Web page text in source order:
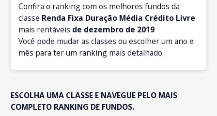
Confira o ranking com os melhores fundos da
classe Renda Fixa Duração Média Crédito Livre
mais rentáveis de dezembro de 2019
Você pode mudar as classes ou escolher um ano e
mês para ter um ranking mais detalhado.
ESCOLHA UMA CLASSE E NAVEGUE PELO MAIS
COMPLETO RANKING DE FUNDOS.